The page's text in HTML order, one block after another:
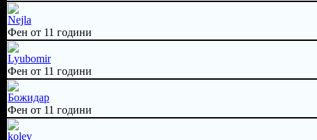
Nejla
Фен от 11 години
Lyubomir
Фен от 11 години
Божидар
Фен от 11 години
kolev